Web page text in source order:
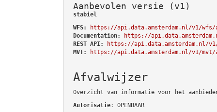
Aanbevolen versie (v1)
stabiel
WFS:
https://api.data.amsterdam.nl/v1/wfs/
Documentation:
https://
REST API:
https://api.data.amsterdam.nl/
MVT:
https://api.data.amsterdam.nl/v1/mvt/
Afvalwijzer
Overzicht van informatie voor het
Autorisatie: OPENBAAR